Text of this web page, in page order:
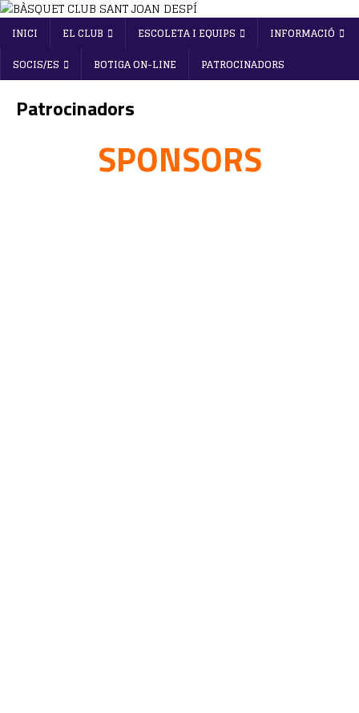
INICI EL CLUB ESCOLETA I EQUIPS
INFORMACIÓ
SOCIS/ES
BOTIGA ON-LINE PATROCINADORS
Patrocinadors
SPONSORS